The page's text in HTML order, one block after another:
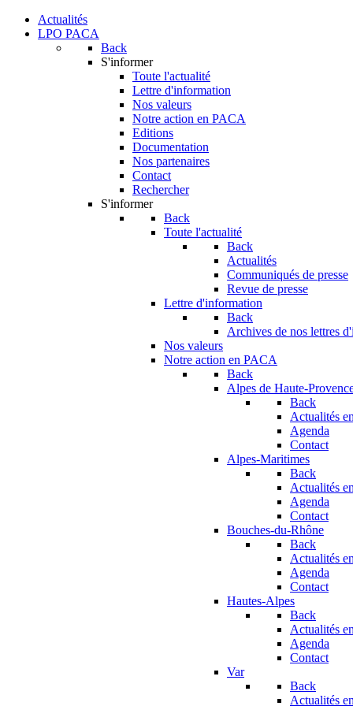
Actualités
LPO PACA
Back
S'informer
Toute l'actualité
Lettre d'information
Nos valeurs
Notre action en PACA
Editions
Documentation
Nos partenaires
Contact
Rechercher
S'informer
Back
Toute l'actualité
Back
Actualités
Communiqués de presse
Revue de presse
Lettre d'information
Back
Archives de nos lettres
Nos valeurs
Notre action en PACA
Back
Alpes de Haute-
Back
Actualités
Agenda
Contact
Alpes-Maritimes
Back
Actualités
Agenda
Contact
Bouches-du-Rhône
Back
Actualités
Agenda
Contact
Hautes-Alpes
Back
Actualités
Agenda
Contact
Var
Back
Actualités